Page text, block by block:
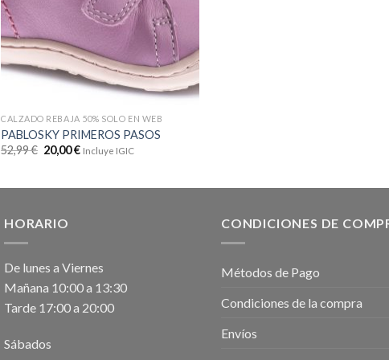
CALZADO REBAJA 50% SOLO EN WEB
PABLOSKY PRIMEROS PASOS
52,99€ 20,00€ Incluye IGIC
HORARIO
De lunes a Viernes
Mañana 10:00 a 13:30
Tarde 17:00 a 20:00
Sábados
CONDICIONES DE
Métodos de Pago
Condiciones de la compra
Envíos